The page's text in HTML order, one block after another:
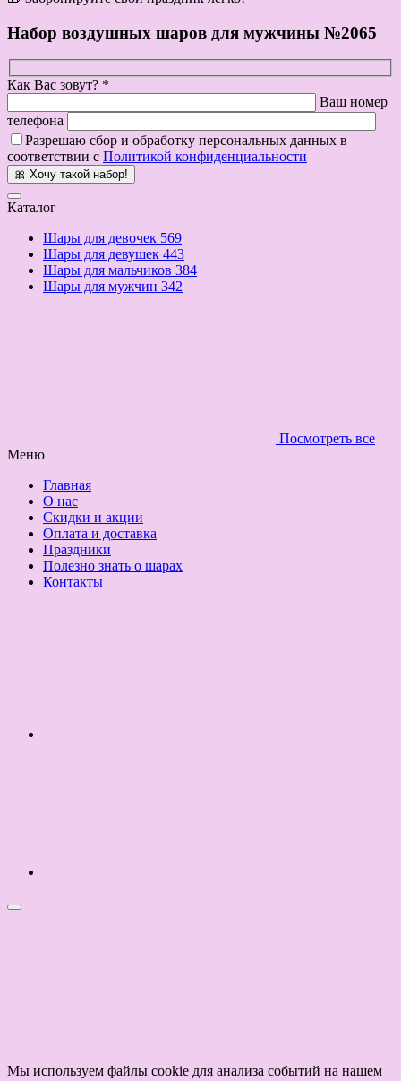
Набор воздушных шаров для мужчины №2065
Как Вас зовут? *
Ваш номер
телефона
Разрешаю сбор и обработку персональных данных в
соответствии с Политикой конфиденциальности
🎀 Хочу такой набор!
Каталог
Шары для девочек 569
Шары для девушек 443
Шары для мальчиков 384
Шары для мужчин 342
Посмотреть все
Меню
Главная
О нас
Скидки и акции
Оплата и доставка
Праздники
Полезно знать о шарах
Контакты
Мы используем файлы cookie для анализа событий на нашем